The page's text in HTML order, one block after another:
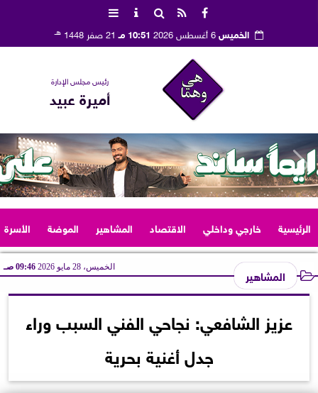
الخميس 10:51 مـ 21 صفر 1448 هـ
رئيس مجلس الإدارة
أميرة عبيد
الرئيسية خارجي وداخلي الاقتصاد المشاهير الموضة الأسرة
المشاهير الخميس، 28 مايو 2026 09:46 صـ
عزيز الشافعي: نجاحي الفني السبب وراء
جدل أغنية بحرية